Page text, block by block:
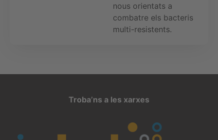
nous orientats a
combatre els bacteris
multi-resistents.
Troba’ns a les xarxes